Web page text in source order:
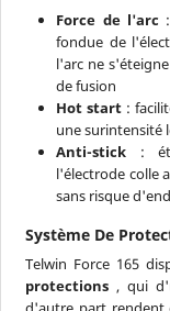
Force de l'arc:
fondue de
l'arc ne
de fusion
Hot start :
une surintensité
Anti-stick :
l'électrode colle
sans risque
Système De
Telwin Force 165
protections , qui